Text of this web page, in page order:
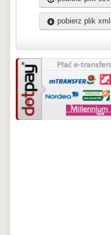
pobierz plik xml